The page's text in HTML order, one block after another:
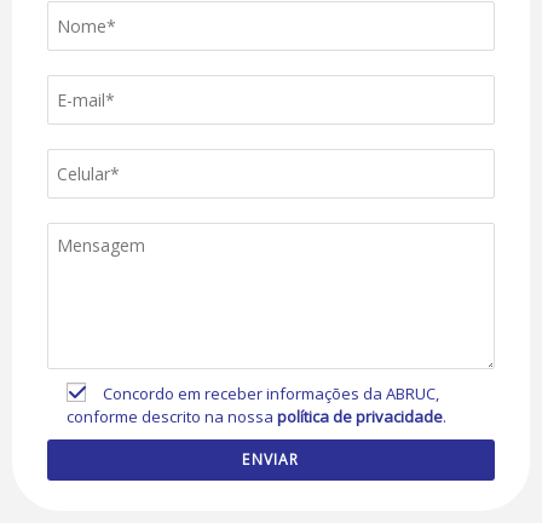
Concordo em receber informações da ABRUC,
conforme descrito na nossapolítica de privacidade.